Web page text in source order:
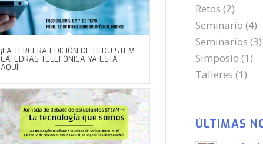
¡LA TERCERA EDICIÓN DE LEDU STEM
CÁTEDRAS TELEFÓNICA YA ESTÁ
AQUÍ!
Retos (2)
Seminario (4)
Seminarios (3)
Simposio (1)
Talleres (1)
ÚLTIMAS